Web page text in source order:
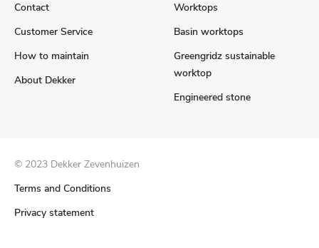
Contact
Customer Service
How to maintain
About Dekker
Worktops
Basin worktops
Greengridz sustainable
worktop
Engineered stone
© 2023 Dekker Zevenhuizen
Terms and Conditions
Privacy statement